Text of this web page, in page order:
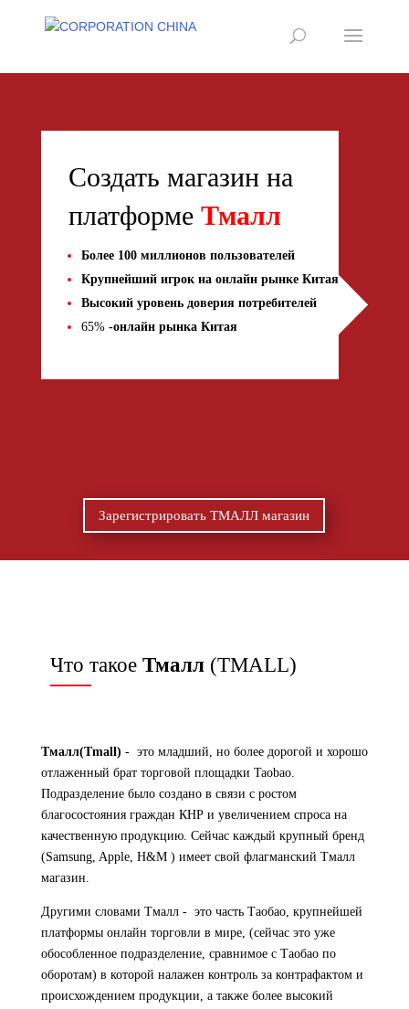
Создать магазин на
платформе Тмалл
Более 100 миллионов пользователей
Крупнейший игрок на онлайн рынке Китая
Высокий уровень доверия потребителей
65%-онлайн рынка Китая
Зарегистрировать ТМАЛЛ магазин
Что такое Тмалл (TMALL)
Тмалл(Tmall) - это младший, но более дорогой и хорошо
отлаженный брат торговой площадки Taobao.
Подразделение было создано в связи с ростом
благосостояния граждан КНР и увеличением спроса на
качественную продукцию. Сейчас каждый крупный бренд
(Samsung, Apple, H&M ) имеет свой флагманский Тмалл
магазин.
Другими словами Тмалл - это часть Таобао, крупнейшей
платформы онлайн торговли в мире, (сейчас это уже
обособленное подразделение, сравнимое с Таобао по
оборотам) в которой налажен контроль за контрафактом и
происхождением продукции, а также более высокий